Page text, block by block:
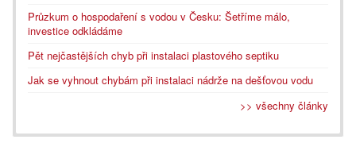
Průzkum o hospodaření s vodou v Česku: Šetříme málo,
investice odkládáme
Pět nejčastějších chyb při instalaci plastového septiku
Jak se vyhnout chybám při instalaci nádrže na dešťovou vodu
>> všechny články